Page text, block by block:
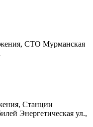
СТО Мурманская
Станции
Энергетическая ул.,